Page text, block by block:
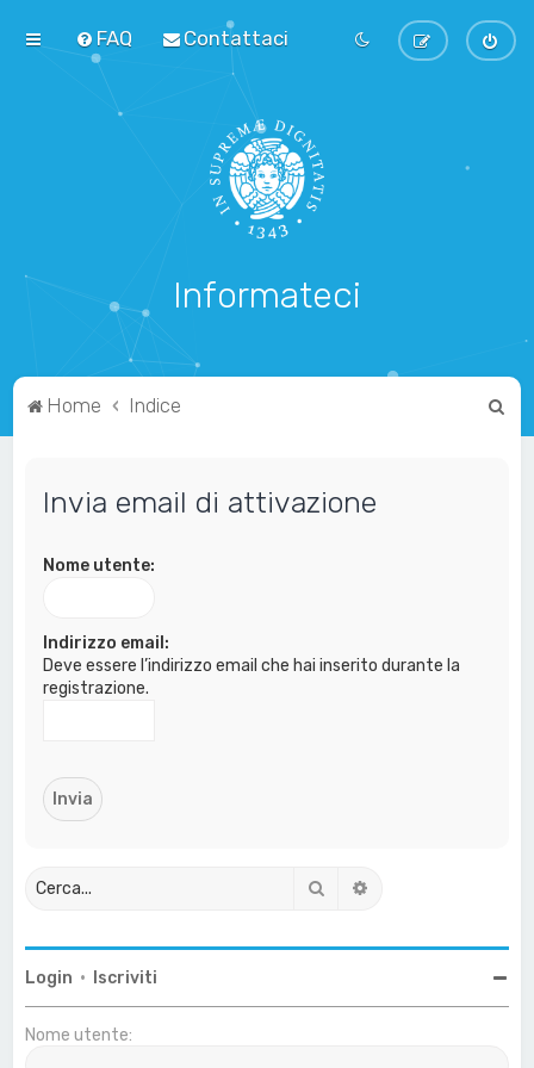
FAQ Contattaci
Informateci
Home Indice
Invia email di attivazione
Nome utente:
Indirizzo email:
Deve essere l’indirizzo email che hai inserito durante la
registrazione.
Cerca
Login • Iscriviti
Nome utente: